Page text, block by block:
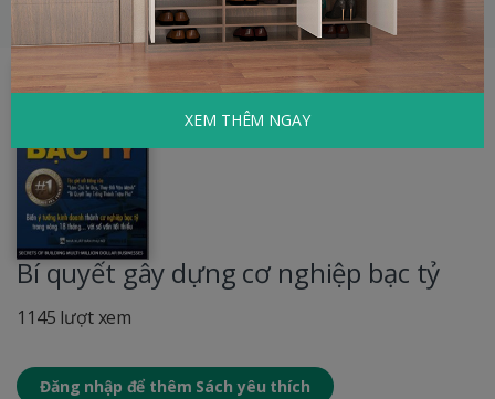
dựng cơ nghiệp bạc tỷ
Bí quyết gây dựng cơ nghiệp bạc tỷ
1145 lượt xem
Đăng nhập để thêm Sách yêu thích
XEM THÊM NGAY